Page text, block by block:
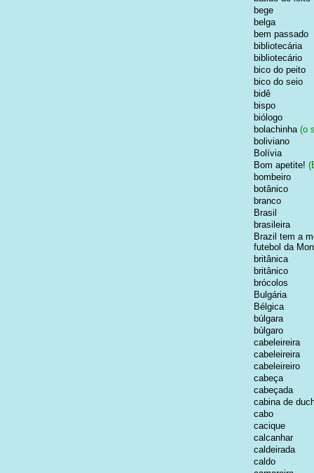
bege
belga
bem passado
bibliotecária
bibliotecário
bico do peito
bico do seio
bidê
bispo
biólogo
bolachinha(o
boliviano
Bolívia
Bom apetite!
bombeiro
botânico
branco
Brasil
brasileira
Brazil tem a
futebol da
britânica
britânico
brócolos
Bulgária
Bélgica
búlgara
búlgaro
cabeleireira
cabeleireira
cabeleireiro
cabeça
cabeçada
cabina de
cabo
cacique
calcanhar
caldeirada
caldo